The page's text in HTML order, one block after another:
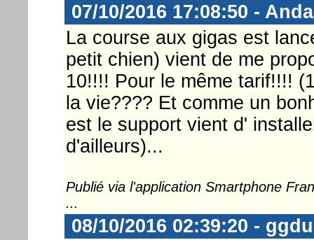
07/10/2016 17:08:50 -
La course aux gigas est
petit chien) vient de me
10!!!! Pour le même tarif!!!!
la vie???? Et comme un
est le support vient d'
d'ailleurs)...
Publié via l'application Smartphone
...
08/10/2016 02:39:20 -